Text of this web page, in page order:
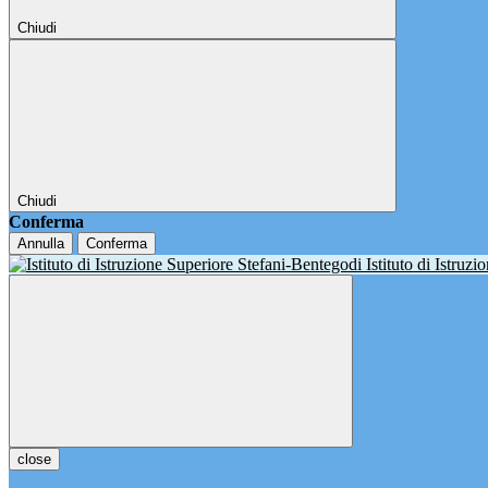
Chiudi
Chiudi
Conferma
Annulla Conferma
Istituto di
close